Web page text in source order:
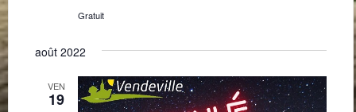
Gratuit
août 2022
VEN
19